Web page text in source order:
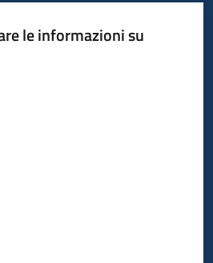
le informazioni su